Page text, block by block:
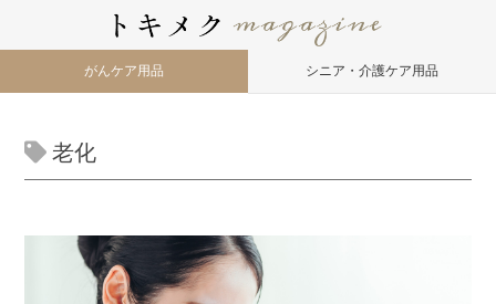
がんケア用品 シニア・介護ケア用品
老化